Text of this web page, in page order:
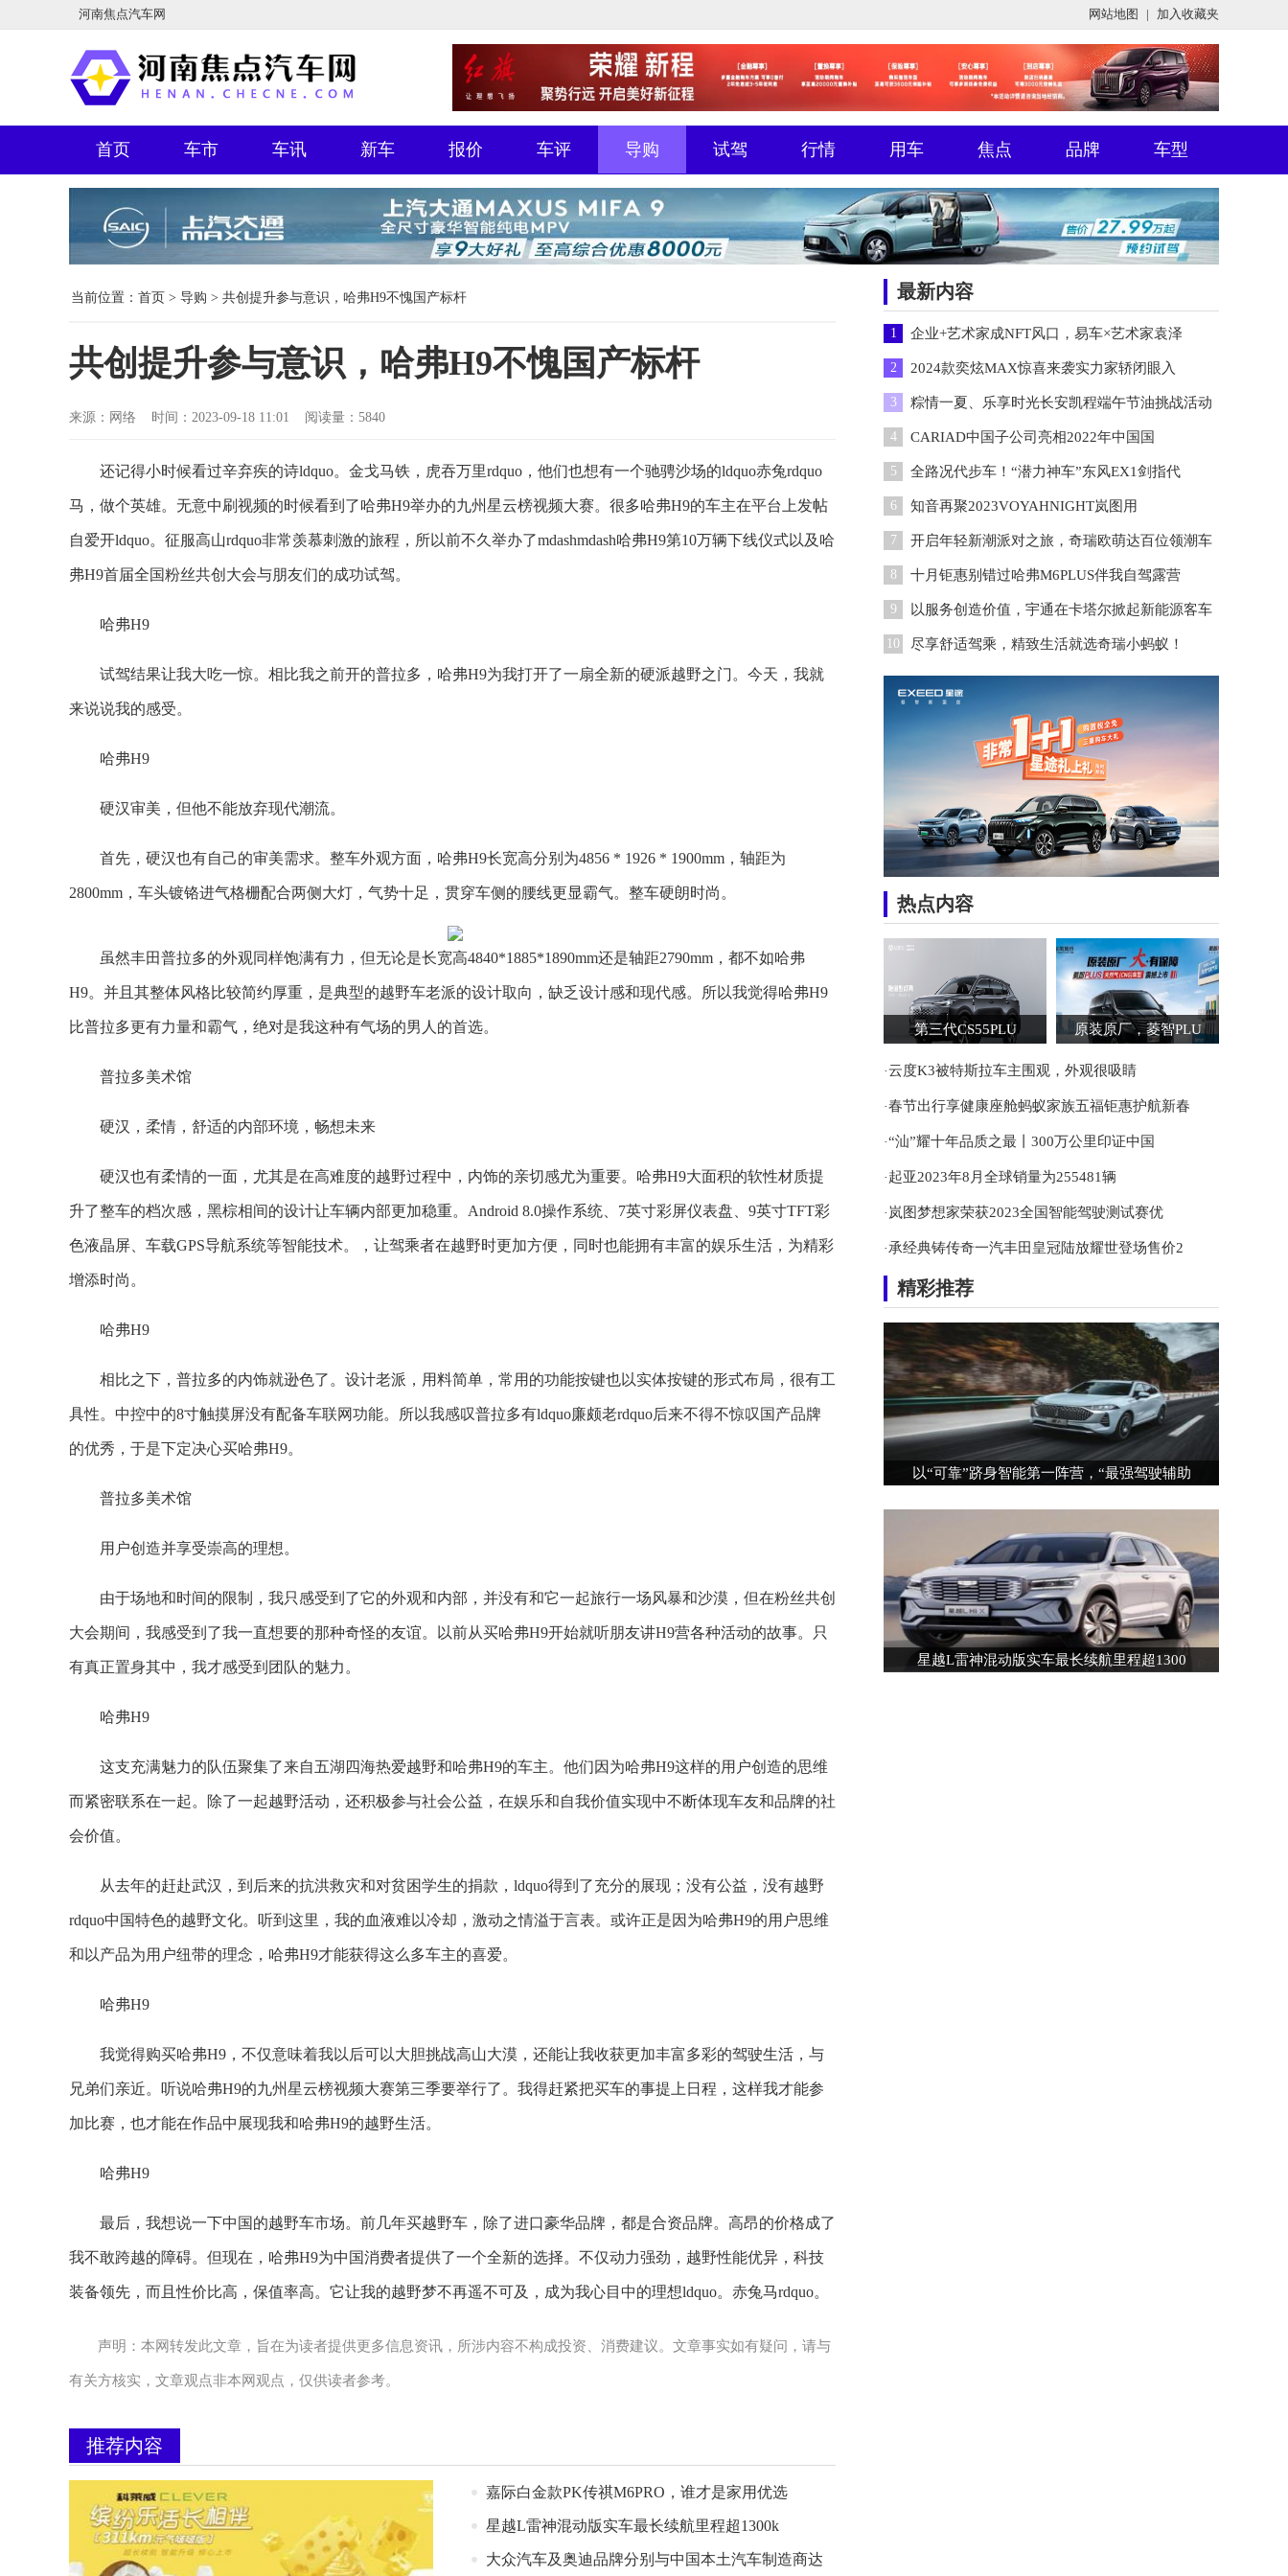
河南焦点汽车网 网站地图 | 加入收藏夹
首页 车市 车讯 新车 报价 车评 导购 试驾 行情 用车 焦点 品牌 车型
当前位置： 首页 > 导购 > 共创提升参与意识，哈弗H9不愧国产标杆
共创提升参与意识，哈弗H9不愧国产标杆
来源：网络 时间：2023-09-18 11:01 阅读量：5840
还记得小时候看过辛弃疾的诗ldquo。金戈马铁，虎吞万里rdquo，他们也想有一个驰骋沙场的ldquo赤兔rdquo
马，做个英雄。无意中刷视频的时候看到了哈弗H9举办的九州星云榜视频大赛。很多哈弗H9的车主在平台上发帖
自爱开ldquo。征服高山rdquo非常羡慕刺激的旅程，所以前不久举办了mdashmdash哈弗H9第10万辆下线仪式以及哈
弗H9首届全国粉丝共创大会与朋友们的成功试驾。
哈弗H9
试驾结果让我大吃一惊。相比我之前开的普拉多，哈弗H9为我打开了一扇全新的硬派越野之门。今天，我就
来说说我的感受。
哈弗H9
硬汉审美，但他不能放弃现代潮流。
首先，硬汉也有自己的审美需求。整车外观方面，哈弗H9长宽高分别为4856 * 1926 * 1900mm，轴距为
2800mm，车头镀铬进气格栅配合两侧大灯，气势十足，贯穿车侧的腰线更显霸气。整车硬朗时尚。
虽然丰田普拉多的外观同样饱满有力，但无论是长宽高4840*1885*1890mm还是轴距2790mm，都不如哈弗
H9。并且其整体风格比较简约厚重，是典型的越野车老派的设计取向，缺乏设计感和现代感。所以我觉得哈弗H9
比普拉多更有力量和霸气，绝对是我这种有气场的男人的首选。
普拉多美术馆
硬汉，柔情，舒适的内部环境，畅想未来
硬汉也有柔情的一面，尤其是在高难度的越野过程中，内饰的亲切感尤为重要。哈弗H9大面积的软性材质提
升了整车的档次感，黑棕相间的设计让车辆内部更加稳重。Android 8.0操作系统、7英寸彩屏仪表盘、9英寸TFT彩
色液晶屏、车载GPS导航系统等智能技术。，让驾乘者在越野时更加方便，同时也能拥有丰富的娱乐生活，为精彩
增添时尚。
哈弗H9
相比之下，普拉多的内饰就逊色了。设计老派，用料简单，常用的功能按键也以实体按键的形式布局，很有工
具性。中控中的8寸触摸屏没有配备车联网功能。所以我感叹普拉多有ldquo廉颇老rdquo后来不得不惊叹国产品牌
的优秀，于是下定决心买哈弗H9。
普拉多美术馆
用户创造并享受崇高的理想。
由于场地和时间的限制，我只感受到了它的外观和内部，并没有和它一起旅行一场风暴和沙漠，但在粉丝共创
大会期间，我感受到了我一直想要的那种奇怪的友谊。以前从买哈弗H9开始就听朋友讲H9营各种活动的故事。只
有真正置身其中，我才感受到团队的魅力。
哈弗H9
这支充满魅力的队伍聚集了来自五湖四海热爱越野和哈弗H9的车主。他们因为哈弗H9这样的用户创造的思维
而紧密联系在一起。除了一起越野活动，还积极参与社会公益，在娱乐和自我价值实现中不断体现车友和品牌的社
会价值。
从去年的赶赴武汉，到后来的抗洪救灾和对贫困学生的捐款，ldquo得到了充分的展现；没有公益，没有越野
rdquo中国特色的越野文化。听到这里，我的血液难以冷却，激动之情溢于言表。或许正是因为哈弗H9的用户思维
和以产品为用户纽带的理念，哈弗H9才能获得这么多车主的喜爱。
哈弗H9
我觉得购买哈弗H9，不仅意味着我以后可以大胆挑战高山大漠，还能让我收获更加丰富多彩的驾驶生活，与
兄弟们亲近。听说哈弗H9的九州星云榜视频大赛第三季要举行了。我得赶紧把买车的事提上日程，这样我才能参
加比赛，也才能在作品中展现我和哈弗H9的越野生活。
哈弗H9
最后，我想说一下中国的越野车市场。前几年买越野车，除了进口豪华品牌，都是合资品牌。高昂的价格成了
我不敢跨越的障碍。但现在，哈弗H9为中国消费者提供了一个全新的选择。不仅动力强劲，越野性能优异，科技
装备领先，而且性价比高，保值率高。它让我的越野梦不再遥不可及，成为我心目中的理想ldquo。赤兔马rdquo。
声明：本网转发此文章，旨在为读者提供更多信息资讯，所涉内容不构成投资、消费建议。文章事实如有疑问，请与
有关方核实，文章观点非本网观点，仅供读者参考。
推荐内容
嘉际白金款PK传祺M6PRO，谁才是家用优选
星越L雷神混动版实车最长续航里程超1300k
大众汽车及奥迪品牌分别与中国本土汽车制造商达
最新内容
1 企业+艺术家成NFT风口，易车×艺术家袁泽
2 2024款奕炫MAX惊喜来袭实力家轿闭眼入
3 粽情一夏、乐享时光长安凯程端午节油挑战活动
4 CARIAD中国子公司亮相2022年中国国
5 全路况代步车！“潜力神车”东风EX1剑指代
6 知音再聚2023VOYAHNIGHT岚图用
7 开启年轻新潮派对之旅，奇瑞欧萌达百位领潮车
8 十月钜惠别错过哈弗M6PLUS伴我自驾露营
9 以服务创造价值，宇通在卡塔尔掀起新能源客车
10 尽享舒适驾乘，精致生活就选奇瑞小蚂蚁！
热点内容
第三代CS55PLU 原装原厂，菱智PLU
·云度K3被特斯拉车主围观，外观很吸睛
·春节出行享健康座舱蚂蚁家族五福钜惠护航新春
·“汕”耀十年品质之最丨300万公里印证中国
· 起亚2023年8月全球销量为255481辆
· 岚图梦想家荣获2023全国智能驾驶测试赛优
· 承经典铸传奇一汽丰田皇冠陆放耀世登场售价2
精彩推荐
以“可靠”跻身智能第一阵营，“最强驾驶辅助
星越L雷神混动版实车最长续航里程超1300